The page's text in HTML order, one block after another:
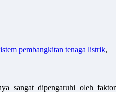
pembangkitan tenaga listrik,
sangat dipengaruhi oleh faktor